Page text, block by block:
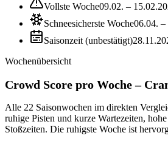
Vollste Woche09.02. –
Schneesicherste Woche06.04. –
Saisonzeit (unbestätigt)
Wochenübersicht
Crowd Score pro Woche –
Alle 22 Saisonwochen im direkten
ruhige Pisten und kurze Wartezeiten,
Stoßzeiten. Die ruhigste Woche ist